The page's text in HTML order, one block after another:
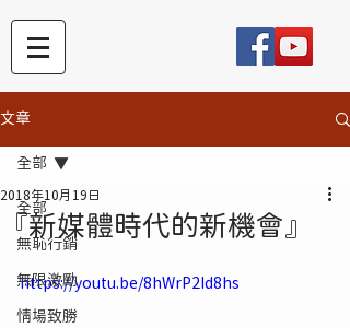
文章
全部
無恥行銷
無限激勵
情場致勝
全部
『新媒體時代的新機會』
2018年10月19日
https://youtu.be/8hWrP2Id8hs